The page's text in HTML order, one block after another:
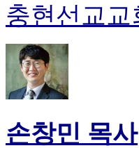
충현선교교
손창민 목사